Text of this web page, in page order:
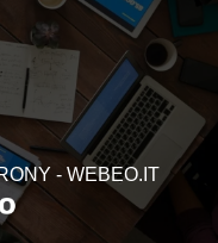
- WEBEO.IT